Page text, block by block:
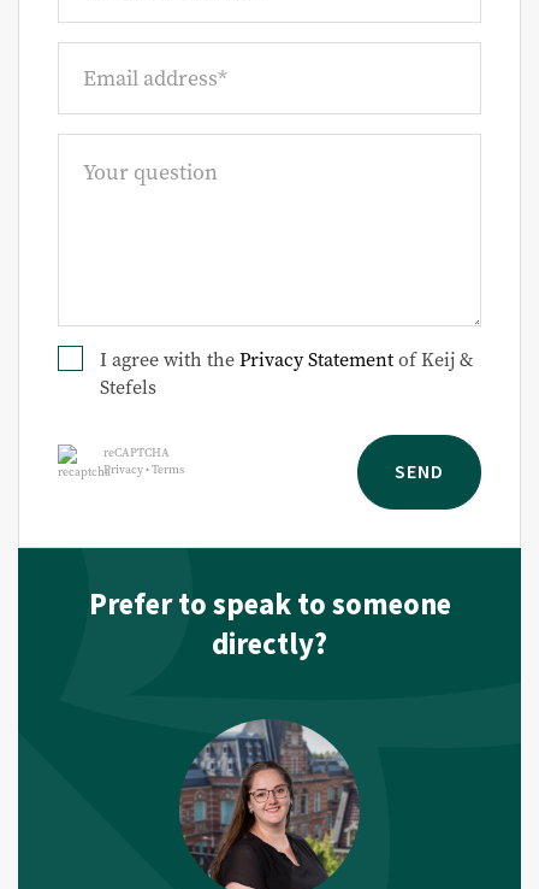
I agree with thePrivacy Statementof Keij &
Stefels
reCAPTCHA
Privacy•Terms SEND
Prefer to speak to someone
directly?